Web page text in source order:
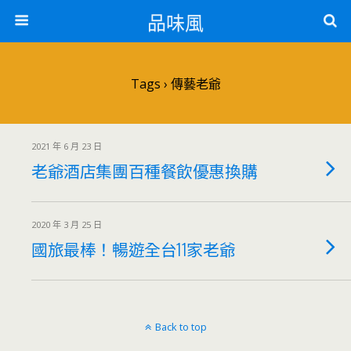
品味風
Tags › 傳藝老爺
2021 年 6 月 23 日
老爺酒店集團百種餐飲優惠換購
2020 年 3 月 25 日
國旅最棒！暢遊全台11家老爺
Back to top